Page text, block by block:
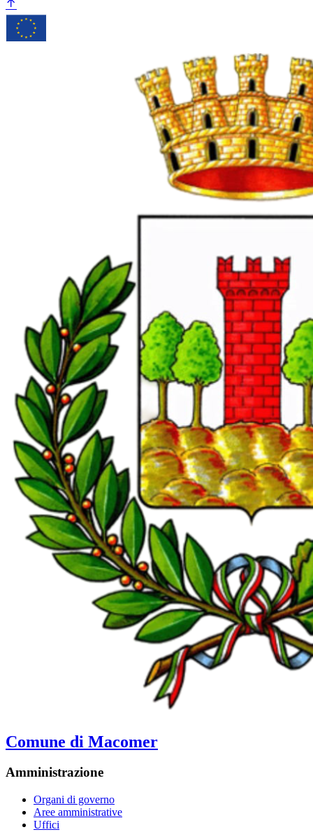
Comune di Macomer
Amministrazione
Organi di governo
Aree amministrative
Uffici